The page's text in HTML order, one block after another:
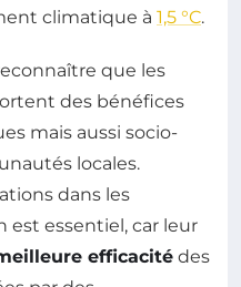
climatique à 1,5 °C.
que les
des bénéfices
mais aussi socio-
locales.
dans les
est essentiel, car leur
efficacité des